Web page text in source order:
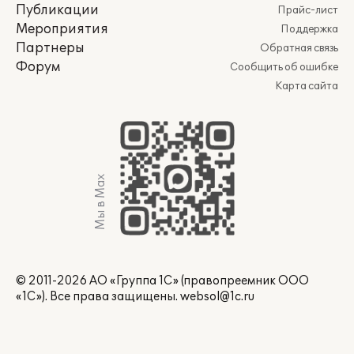
Публикации
Мероприятия
Партнеры
Форум
Прайс-лист
Поддержка
Обратная связь
Сообщить об ошибке
Карта сайта
Мы в Max
© 2011-2026 АО «Группа 1С» (правопреемник ООО
«1С»). Все права защищены. websol@1c.ru